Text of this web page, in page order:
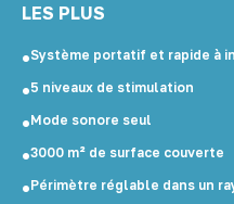
LES PLUS
Système portatif et rapide à
5 niveaux de stimulation
Mode sonore seul
3000 m² de surface couverte
Périmètre réglable dans un